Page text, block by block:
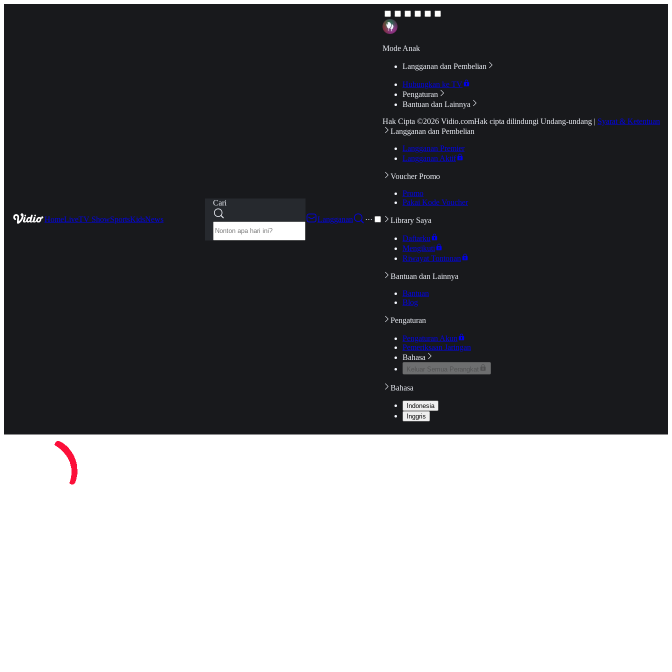
HomeLiveTV ShowSportsKidsNews
Cari
Langganan
···
Mode Anak
Langganan dan Pembelian
Hubungkan ke TV
Pengaturan
Bantuan dan Lainnya
Hak Cipta ©2026 Vidio.comHak cipta dilindungi Undang-undang | Syarat & Ketentuan
Langganan dan Pembelian
Langganan Premier
Langganan Aktif
Voucher Promo
Promo
Pakai Kode Voucher
Library Saya
Daftarku
Mengikuti
Riwayat Tontonan
Bantuan dan Lainnya
Bantuan
Blog
Pengaturan
Pengaturan Akun
Pemeriksaan Jaringan
Bahasa
Keluar Semua Perangkat
Bahasa
Indonesia
Inggris